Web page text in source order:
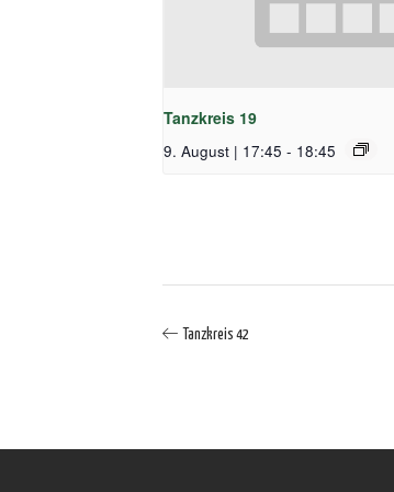
Tanzkreis 19
9. August | 17:45 - 18:45
Tanzkreis 42